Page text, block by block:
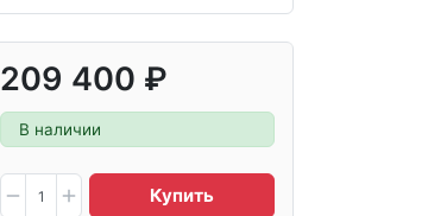
209 400 ₽
В наличии
Купить